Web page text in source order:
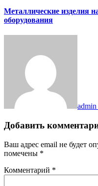
Металлические изделия
оборудования
admin
Добавить
Ваш адрес email не будет
помечены *
Комментарий *